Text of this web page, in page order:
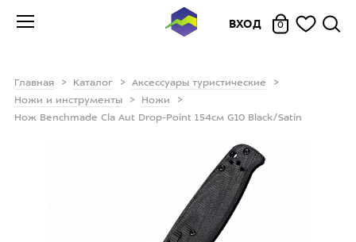
ВХОД 0
Главная Каталог
Аксессуары туристические
Ножи и инструменты
Ножи
Нож Benchmade Cla Aut Drop-Point 154см G10 Black/Satin